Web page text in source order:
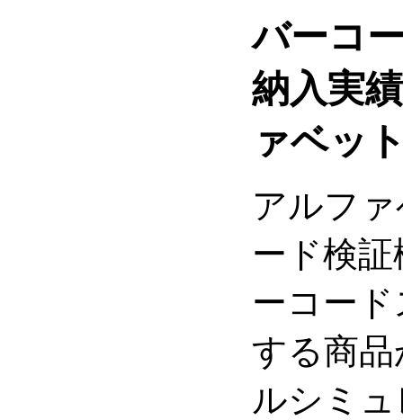
バーコ
納入実
ァベッ
アルフ
ード検
ーコー
する商
ルシミ